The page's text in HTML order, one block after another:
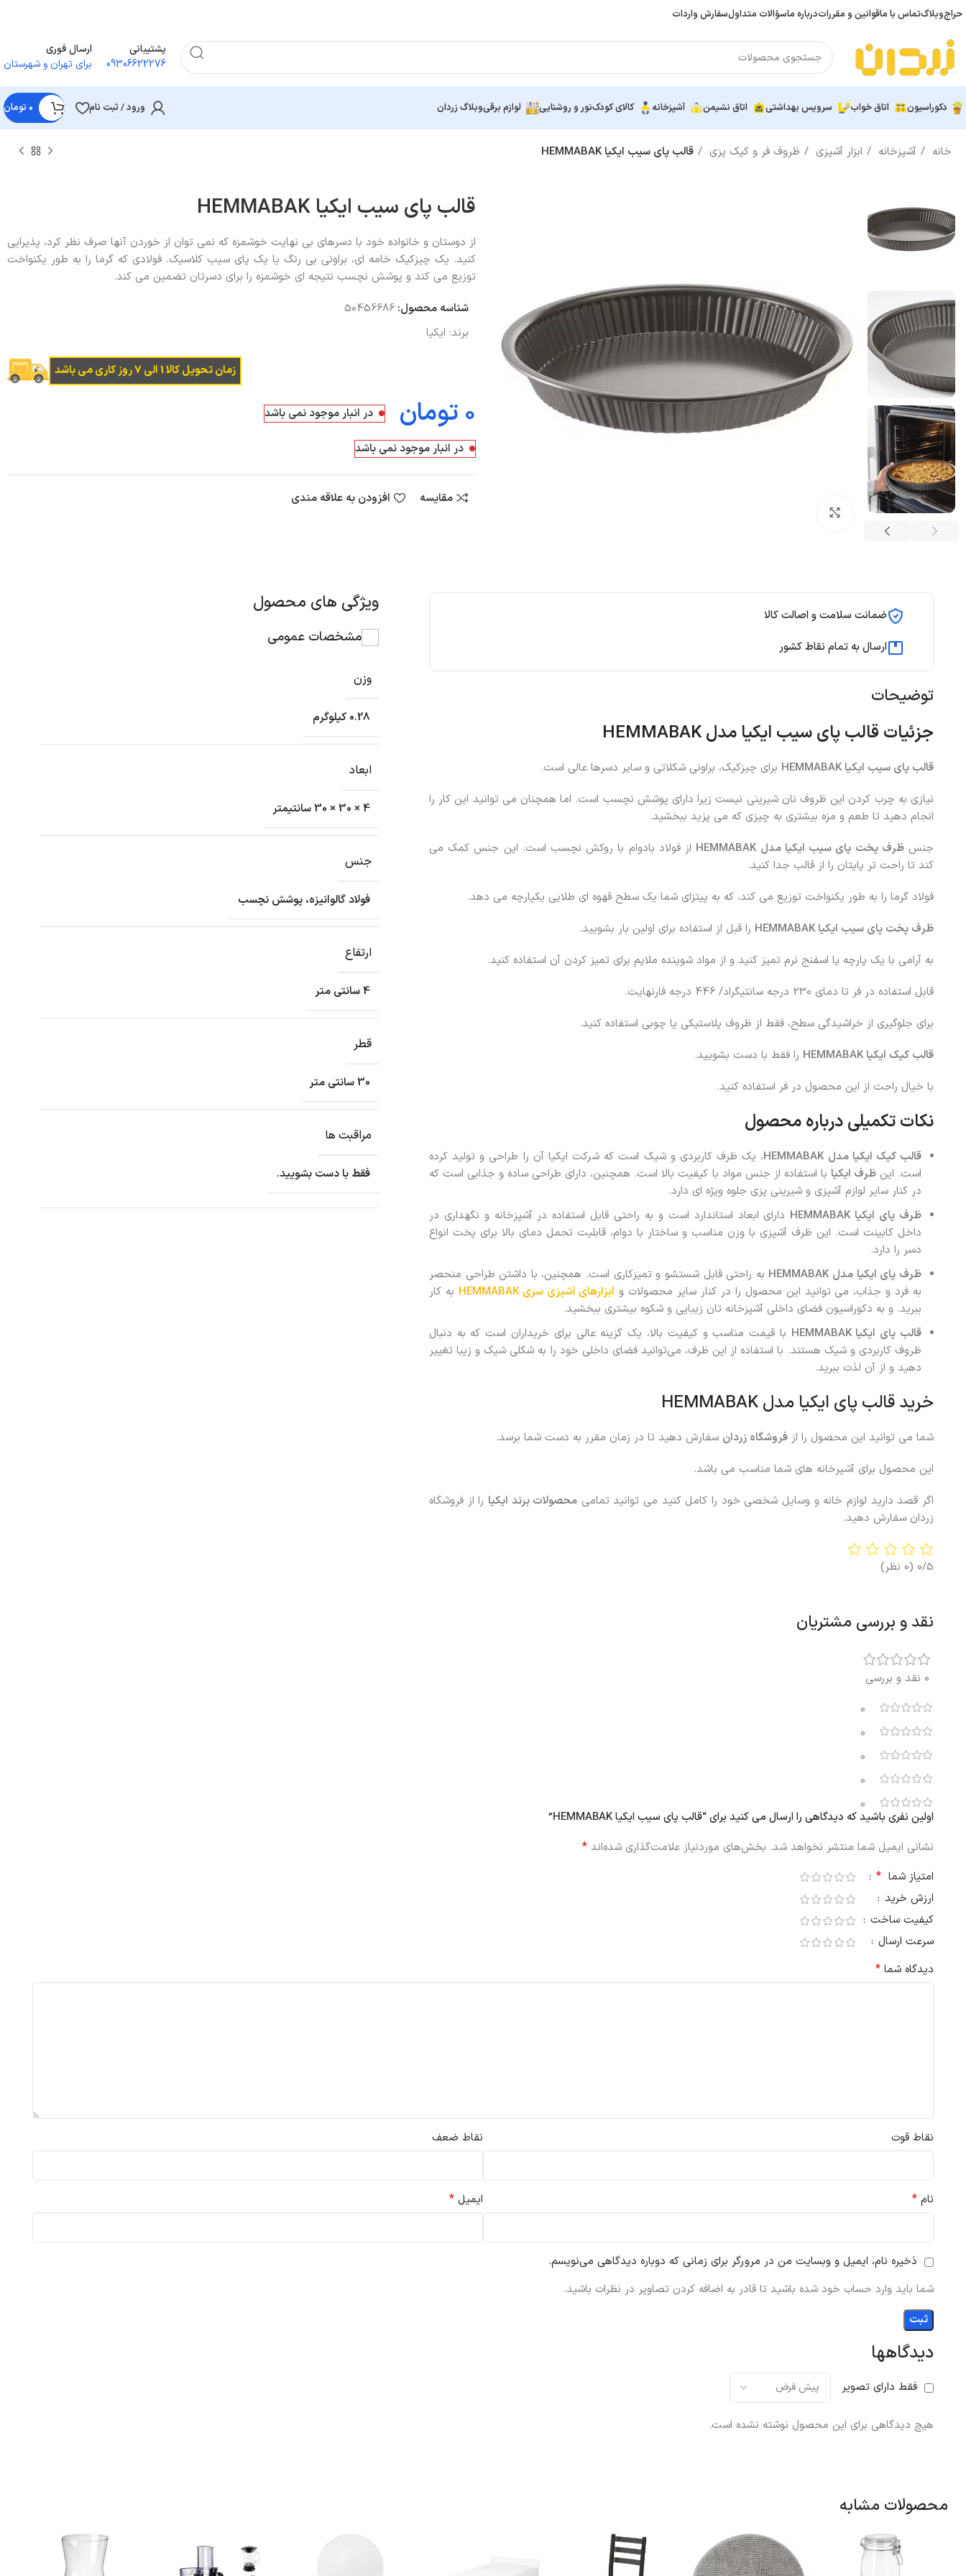
حراجوبلاگتماس با ماقوانین و مقرراتدرباره ماسؤالات متداولسفارش واردات
پشتیبانی
09306622276
ارسال فوری
برای تهران و شهرستان
دکوراسیون اتاق خواب سرویس بهداشتی اتاق نشیمن آشپزخانه کالای کودکنور و روشنایی لوازم برقیوبلاگ زردان ورود / ثبت نام ۰تومان
خانه آشپزخانه ابزار آشپزی ظروف فر و کیک پزی قالب پای سیب ایکیا HEMMABAK
قالب پای سیب ایکیا HEMMABAK
از دوستان و خانواده خود با دسرهای بی نهایت خوشمزه که نمی توان از خوردن آنها صرف نظر کرد، پذیرایی
کنید. یک چیزکیک خامه ای، براونی بی رنگ یا یک پای سیب کلاسیک. فولادی که گرما را به طور یکنواخت
توزیع می کند و پوشش نچسب نتیجه ای خوشمزه را برای دسرتان تضمین می کند.
شناسه محصول: 50456686
برند: ایکیا
زمان تحویل کالا 1 الی 7 روز کاری می باشد
تومان در انبار موجود نمی باشد
در انبار موجود نمی باشد
مقایسه افزودن به علاقه مندی
ضمانت سلامت و اصالت کالا
ارسال به تمام نقاط کشور
توضیحات
جزئیات قالب پای سیب ایکیا مدلHEMMABAK
قالب پای سیب ایکیا
برای چیزکیک، براونی شکلاتی و سایر دسرها عالی است.
نیازی به چرب کردن این ظروف نان شیرینی نیست زیرا دارای پوشش نچسب است. اما همچنان می توانید این کار را
انجام دهید تا طعم و مزه بیشتری به چیزی که می پزید ببخشید.
جنسظرف پخت پای سیب ایکیا مدل
از فولاد بادوام با روکش نچسب است. این جنس کمک می
کند تا راحت تر پایتان را از قالب جدا کنید.
فولاد گرما را به طور یکنواخت توزیع می کند، که به پیتزای شما یک سطح قهوه ای طلایی یکپارچه می دهد.
ظرف پخت پای سیب ایکیا
را قبل از استفاده برای اولین بار بشویید.
به آرامی با یک پارچه یا اسفنج نرم تمیز کنید و از مواد شوینده ملایم برای تمیز کردن آن استفاده کنید.
قابل استفاده در فر تا دمای 230 درجه سانتیگراد/ 446 درجه فارنهایت.
برای جلوگیری از خراشیدگی سطح، فقط از ظروف پلاستیکی یا چوبی استفاده کنید.
قالب کیک ایکیا
را فقط با دست بشویید.
با خیال راحت از این محصول در فر استفاده کنید.
نکات تکمیلی درباره محصول
قالب کیک ایکیا مدل
، یک ظرف کاربردی و شیک است که شرکت ایکیا آن را طراحی و تولید کرده
است. اینظرف ایکیا با استفاده از جنس مواد با کیفیت بالا است. همچنین، دارای طراحی ساده و جذابی است که
در کنار سایر لوازم آشپزی و شیرینی پزی جلوه ویژه‌ ای دارد.
ظرف پای ایکیا
دارای ابعاد استاندارد است و به راحتی قابل استفاده در آشپزخانه و نگهداری در
داخل کابینت است. این ظرف آشپزی با وزن مناسب و ساختار با دوام، قابلیت تحمل دمای بالا برای پخت انواع
دسر را دارد.
ظرف پای ایکیا مدل
به راحتی قابل شستشو و تمیزکاری است. همچنین، با داشتن طراحی منحصر
به فرد و جذاب، می توانید این محصول را در کنار سایر محصولات و ابزارهای آشپزی سری HEMMABAK
به کار
ببرید. و به دکوراسیون فضای داخلی آشپزخانه تان زیبایی و شکوه بیشتری ببخشید.
قالب پای ایکیا HEMMABAK
با قیمت مناسب و کیفیت بالا، یک گزینه عالی برای خریداران است که به دنبال
ظروف کاربردی و شیک هستند. با استفاده از این ظرف، می‌توانید فضای داخلی خود را به شکلی شیک و زیبا تغییر
دهید و از آن لذت ببرید.
خریدقالب پای ایکیا مدل HEMMABAK
شما می توانید این محصول را از فروشگاه زردان سفارش دهید تا در زمان مقرر به دست شما برسد.
این محصول برای آشپرخانه های شما مناسب می باشد.
اگر قصد دارید لوازم خانه و وسایل شخصی خود را کامل کنید می توانید تمامی محصولات برند ایکیا را از فروشگاه
زردان سفارش دهید.
0/5 (0 نظر)
ویژگی های محصول
مشخصات عمومی
وزن
0.28 کیلوگرم
ابعاد
4 × 30 × 30 سانتیمتر
جنس
فولاد گالوانیزه، پوشش نچسب
ارتفاع
4 سانتی متر
قطر
30 سانتی متر
مراقبت ها
فقط با دست بشویید.
نقد و بررسی مشتریان
0 نقد و بررسی
0
0
0
0
0
دیدگاهها
فقط دارای تصویر
هیچ دیدگاهی برای این محصول نوشته نشده است.
اولین نفری باشید که دیدگاهی را ارسال می کنید برای “قالب پای سیب ایکیا HEMMABAK”
نشانی ایمیل شما منتشر نخواهد شد. بخش‌های موردنیاز علامت‌گذاری شده‌اند *
امتیاز شما *
ارزش خرید
کیفیت ساخت
سرعت ارسال
دیدگاه شما *
نقاط قوت نقاط ضعف
نام * ایمیل *
ذخیره نام، ایمیل و وبسایت من در مرورگر برای زمانی که دوباره دیدگاهی می‌نویسم.
شما باید وارد حساب خود شده باشید تا قادر به اضافه کردن تصاویر در نظرات باشید.
محصولات مشابه